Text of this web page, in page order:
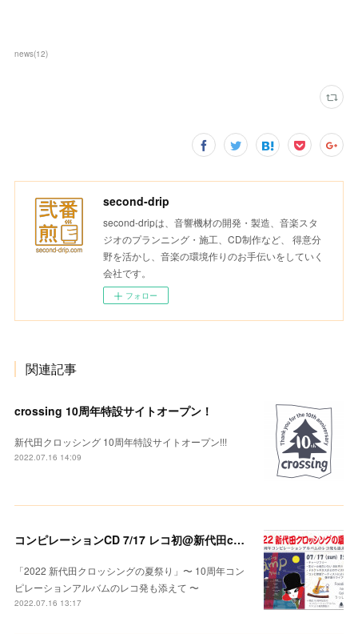
news(12)
second-drip
second-dripは、音響機材の開発・製造、音楽スタ
ジオのプランニング・施工、CD制作など、 得意分
野を活かし、音楽の環境作りのお手伝いをしていく
会社です。
フォロー
関連記事
crossing 10周年特設サイトオープン！
新代田クロッシング 10周年特設サイトオープン!!!
2022.07.16 14:09
コンピレーションCD 7/17 レコ初@新代田crossing
「2022 新代田クロッシングの夏祭り」〜 10周年コン
ピレーションアルバムのレコ発も添えて 〜
2022.07.16 13:17